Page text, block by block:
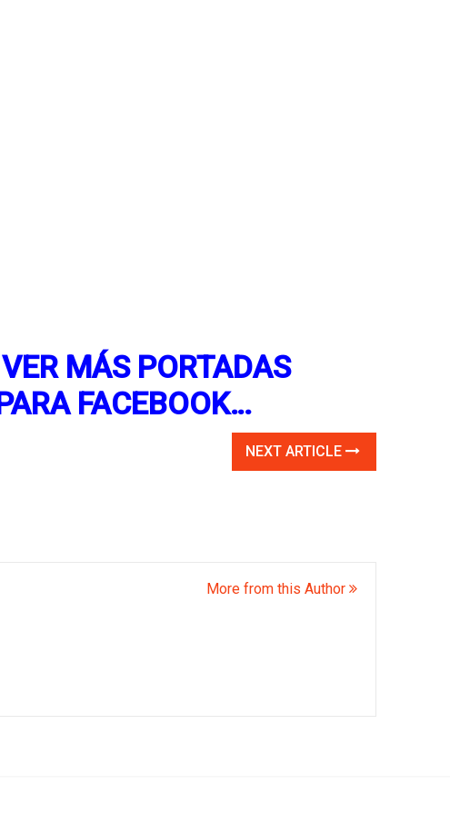
MÁS PORTADAS
FACEBOOK…
NEXT ARTICLE
More from this Author